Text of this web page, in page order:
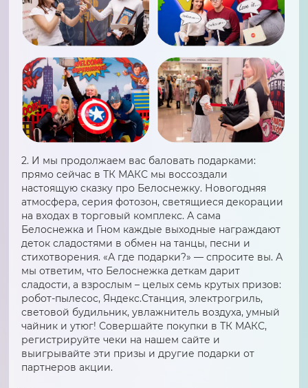
2. И мы продолжаем вас баловать подарками:
прямо сейчас в ТК МАКС мы воссоздали
настоящую сказку про Белоснежку. Новогодняя
атмосфера, серия фотозон, светящиеся декорации
на входах в торговый комплекс. А сама
Белоснежка и Гном каждые выходные награждают
деток сладостями в обмен на танцы, песни и
стихотворения. «А где подарки?» — спросите вы. А
мы ответим, что Белоснежка деткам дарит
сладости, а взрослым – целых семь крутых призов:
робот-пылесос, Яндекс.Станция, электрогриль,
световой будильник, увлажнитель воздуха, умный
чайник и утюг! Совершайте покупки в ТК МАКС,
регистрируйте чеки на нашем сайте и
выигрывайте эти призы и другие подарки от
партнеров акции.